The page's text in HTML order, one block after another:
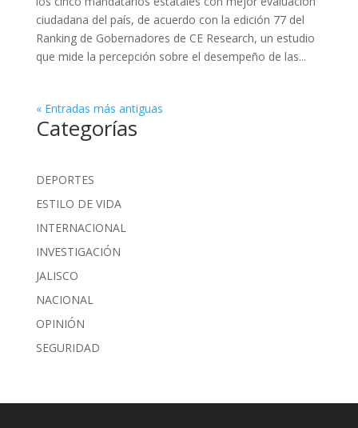
ciudadana del país, de acuerdo con la edición 77 del
Ranking de Gobernadores de CE Research, un estudio
que mide la percepción sobre el desempeño de las...
« Entradas más antiguas
Categorías
DEPORTES
ESTILO DE VIDA
INTERNACIONAL
INVESTIGACIÓN
JALISCO
NACIONAL
OPINIÓN
SEGURIDAD